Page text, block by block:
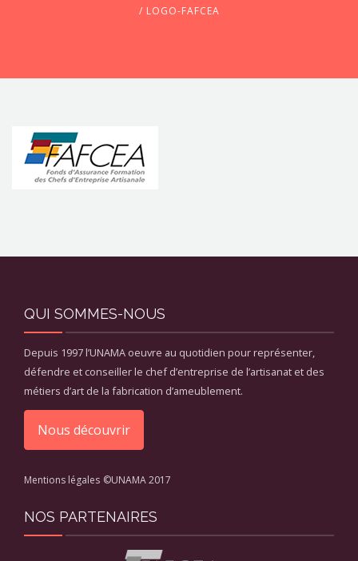
/ LOGO-FAFCEA
QUI SOMMES-NOUS
Depuis 1997 l’UNAMA oeuvre au quotidien pour représenter,
défendre et conseiller le chef d’entreprise de l’artisanat et des
métiers d’art de la fabrication d’ameublement.
Nous découvrir
Mentions légales ©UNAMA 2017
NOS PARTENAIRES